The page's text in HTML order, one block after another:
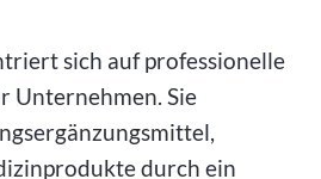
sich auf professionelle
Unternehmen. Sie
durch ein